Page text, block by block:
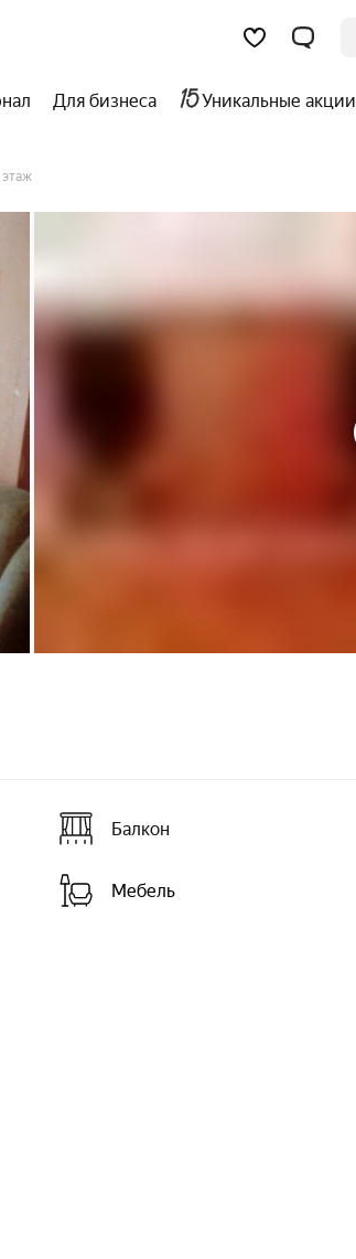
Для бизнеса Уникальные акции
этаж
Балкон
Мебель